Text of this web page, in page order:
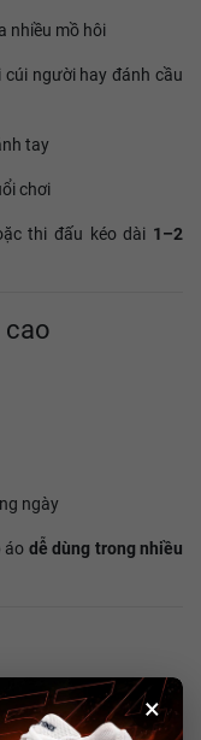
×
nhiều mồ hôi
người hay đánh cầu
tay
chơi
thi đấu kéo dài 1–2
cao
ngày
áo dễ dùng trong nhiều